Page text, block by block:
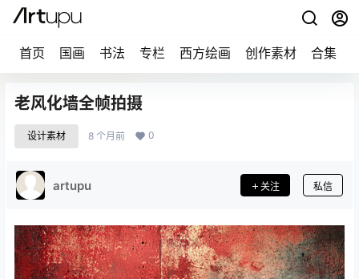
首页 国画 书法 专栏 西方绘画 创作素材 合集
老风化墙全帧拍摄
设计素材 8 个月前 0
artupu 关注 私信